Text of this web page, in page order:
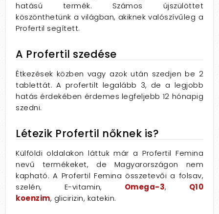
hatású termék. Számos újszülöttet
köszönthetünk a világban, akiknek valószívűleg a
Profertil segített.
A Profertil szedése
Étkezések közben vagy azok után szedjen be 2
tablettát. A profertilt legalább 3, de a legjobb
hatás érdekében érdemes legfeljebb 12 hónapig
szedni.
Létezik Profertil nőknek is?
Külföldi oldalakon láttuk már a Profertil Femina
nevű termékeket, de Magyarországon nem
kapható. A Profertil Femina összetevői a folsav,
szelén, E-vitamin, Omega-3, Q10
koenzim, glicirizin, katekin.